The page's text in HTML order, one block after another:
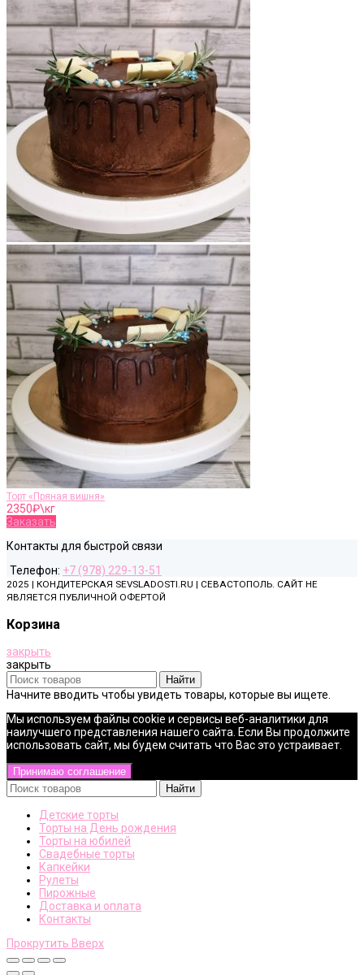
Торт «Пряная вишня»
2350₽\кг
Заказать
Контакты для быстрой связи
Телефон: +7 (978) 229-13-51
2025 | КОНДИТЕРСКАЯ SEVSLADOSTI.RU | СЕВАСТОПОЛЬ. САЙТ НЕ
ЯВЛЯЕТСЯ ПУБЛИЧНОЙ ОФЕРТОЙ
Корзина
закрыть
закрыть
Найти
Начните вводить чтобы увидеть товары, которые вы ищете.
Мы используем файлы cookie и сервисы веб-аналитики для
наилучшего представления нашего сайта. Если Вы продолжите
использовать сайт, мы будем считать что Вас это устраивает.
Принимаю соглашение
Найти
Детские торты
Торты на День рождения
Торты на юбилей
Свадебные торты
Капкейки
Рулеты
Пирожные
Доставка и оплата
Контакты
Прокрутить Вверх